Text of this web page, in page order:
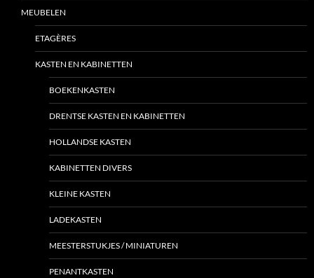
MEUBELEN
ETAGÈRES
KASTEN EN KABINETTEN
BOEKENKASTEN
DRENTSE KASTEN EN KABINETTEN
HOLLANDSE KASTEN
KABINETTEN DIVERS
KLEINE KASTEN
LADEKASTEN
MEESTERSTUKJES / MINIATUREN
PENANTKASTEN